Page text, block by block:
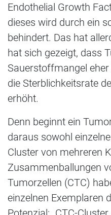
Endothelial Growth
dieses wird durch ein
behindert. Das hat
hat sich gezeigt, dass
Sauerstoffmangel
die Sterblichkeitsrate
erhöht.
Denn beginnt ein
daraus sowohl
Cluster von mehreren
Zusammenballungen
Tumorzellen (CTC)
einzelnen Exemplaren